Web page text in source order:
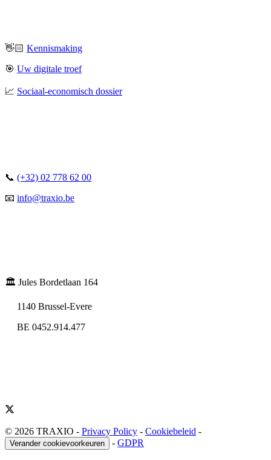
👋🏻 Kennismaking
🎯 Uw digitale troef
📈 Sociaal-economisch dossier
📞 (+32) 02 778 62 00
📧 info@traxio.be
🏛️ Jules Bordetlaan 164
1140 Brussel-Evere
BE 0452.914.477
© 2026 TRAXIO - Privacy Policy - Cookiebeleid -
Verander cookievoorkeuren - GDPR